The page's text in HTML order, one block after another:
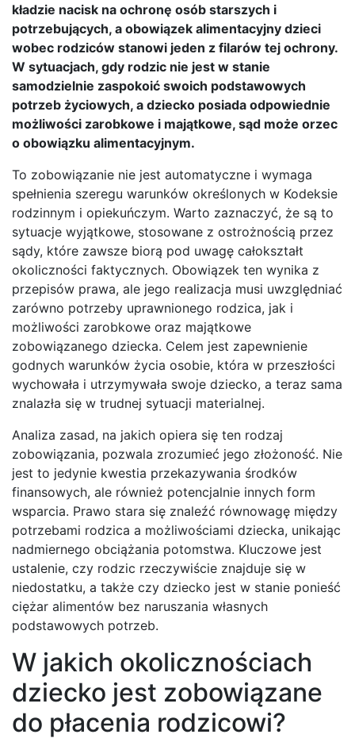
kładzie nacisk na ochronę osób starszych i
potrzebujących, a obowiązek alimentacyjny dzieci
wobec rodziców stanowi jeden z filarów tej ochrony.
W sytuacjach, gdy rodzic nie jest w stanie
samodzielnie zaspokoić swoich podstawowych
potrzeb życiowych, a dziecko posiada odpowiednie
możliwości zarobkowe i majątkowe, sąd może orzec
o obowiązku alimentacyjnym.
To zobowiązanie nie jest automatyczne i wymaga
spełnienia szeregu warunków określonych w Kodeksie
rodzinnym i opiekuńczym. Warto zaznaczyć, że są to
sytuacje wyjątkowe, stosowane z ostrożnością przez
sądy, które zawsze biorą pod uwagę całokształt
okoliczności faktycznych. Obowiązek ten wynika z
przepisów prawa, ale jego realizacja musi uwzględniać
zarówno potrzeby uprawnionego rodzica, jak i
możliwości zarobkowe oraz majątkowe
zobowiązanego dziecka. Celem jest zapewnienie
godnych warunków życia osobie, która w przeszłości
wychowała i utrzymywała swoje dziecko, a teraz sama
znalazła się w trudnej sytuacji materialnej.
Analiza zasad, na jakich opiera się ten rodzaj
zobowiązania, pozwala zrozumieć jego złożoność. Nie
jest to jedynie kwestia przekazywania środków
finansowych, ale również potencjalnie innych form
wsparcia. Prawo stara się znaleźć równowagę między
potrzebami rodzica a możliwościami dziecka, unikając
nadmiernego obciążania potomstwa. Kluczowe jest
ustalenie, czy rodzic rzeczywiście znajduje się w
niedostatku, a także czy dziecko jest w stanie ponieść
ciężar alimentów bez naruszania własnych
podstawowych potrzeb.
W jakich okolicznościach
dziecko jest zobowiązane
do płacenia rodzicowi?